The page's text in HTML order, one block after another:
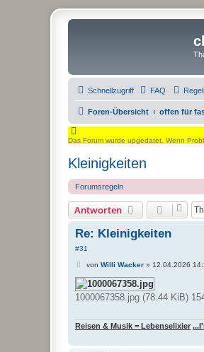
Schnellzugriff FAQ
Foren-Übersicht offen für
Das Forum wurde upgedatet. Wenn
Kleinigkeiten
Forumsregeln
Antworten
Re: Kleinigkeiten
#31
B
i
t
r
von Willi Wacker» 12.04.2026
1000067358.jpg (78.44 KiB)
Reisen & Musik = Lebenselixier